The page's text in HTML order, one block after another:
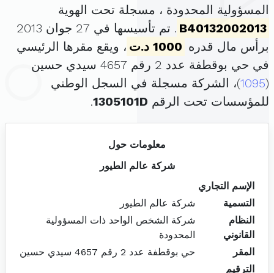
المسؤولية المحدودة ، مسجلة تحت الهوية
B40132002013
. تم تأسيسها في 27 جوان 2013
برأس مال قدره 1000 د.ت
، ويقع مقرها الرئيسي
في حي بوقطفة عدد 2 رقم 4657 سيدي حسين
(
1095)، الشركة مسجلة في السجل الوطني
للمؤسسات تحت الرقم 1305101D
.
معلومات حول
شركة عالم الطيور
الإسم التجاري
التسمية
شركة عالم الطيور
النظام
القانوني
شركة الشخص الواحد ذات المسؤولية
المحدودة
المقر
حي بوقطفة عدد 2 رقم 4657 سيدي حسين
الترقيم